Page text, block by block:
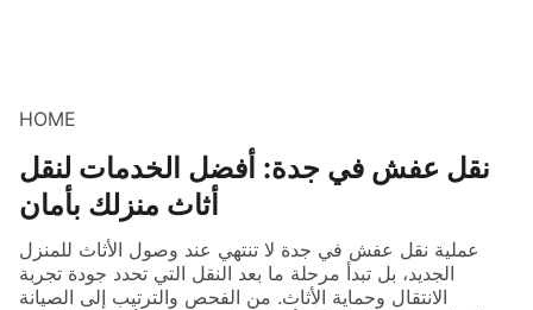
HOME
نقل عفش في جدة: أفضل الخدمات لنقل
أثاث منزلك بأمان
عملية نقل عفش في جدة لا تنتهي عند وصول الأثاث للمنزل
الجديد، بل تبدأ مرحلة ما بعد النقل التي تحدد جودة تجربة
الانتقال وحماية الأثاث. من الفحص والترتيب إلى الصيانة